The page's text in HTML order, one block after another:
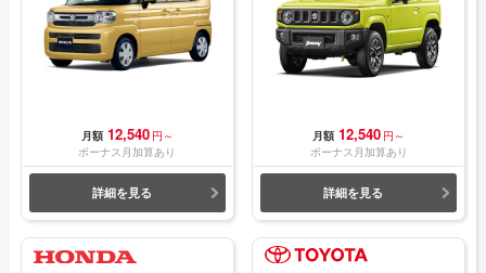
月額 12,540 円～
ボーナス月加算あり
詳細を見る
月額 12,540 円～
ボーナス月加算あり
詳細を見る